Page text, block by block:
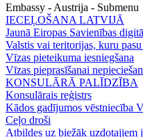
Embassy - Austrija - Submenu
IECEĻOŠANA LATVIJĀ
Jaunā Eiropas Savienības
Valstis vai teritorijas, kuru
Vīzas pieteikuma iesniegšana
Vīzas pieprasīšanai
KONSULĀRĀ PALĪDZĪBA
Konsulārais reģistrs
Kādos gadījumos vēstniecība
Ceļo droši
Atbildes uz biežāk uzdotajiem